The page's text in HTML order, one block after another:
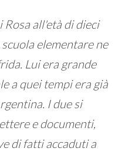
all'età di dieci
elementare ne
Lui era grande
a quei tempi era già
I due si
e documenti,
di fatti accaduti a